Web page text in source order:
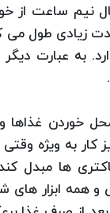
نیم ساعت از
زیادی طول می
به عبارت
خوردن غذاها
به ویژه
باکتری ها
همه ابزار های